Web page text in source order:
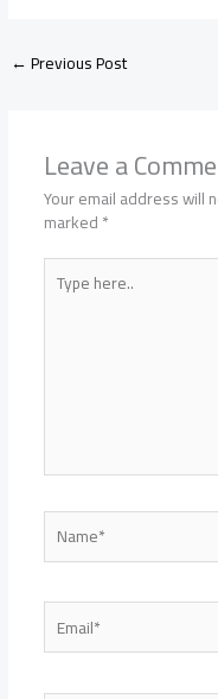
←Previous Post
Leave a
Your email address will
marked*
Type
here..
Name*
Email*